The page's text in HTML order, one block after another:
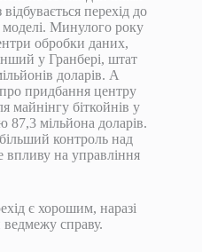
перехід до
моделі. Минулого року
обробки даних,
у Гранбері, штат
доларів. А
придбання центру
майнінгу біткойнів у
87,3 мільйона доларів.
контроль над
впливу на управління
є хорошим, наразі
справу.